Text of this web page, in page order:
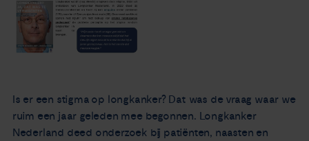
Agenda
Zorgverleners
Is er een stigma op longkanker? Dat was de vraag waar we
ruim een jaar geleden mee begonnen. Longkanker
Nederland deed onderzoek bij patiënten, naasten en